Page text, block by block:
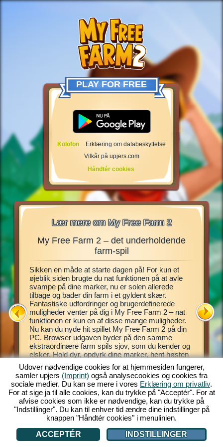
PLAY FOR FREE
Kolofon
Erklæring om databeskyttelse
Vilkår på upjers.com
Håndtér cookies
Lær mere om My Free Farm 2
din helt
og
My Free Farm 2 – det underholdende
farm-spil
Sikken en måde at starte dagen på! For kun et
øjeblik siden brugte du nat funktionen på at avle
svampe på dine marker, nu er solen allerede
tilbage og bader din farm i et gyldent skær.
Fantastiske udfordringer og brugerdefinerede
muligheder venter på dig i My Free Farm 2 – nat
funktionen er kun en af disse mange muligheder.
Nu kan du nyde hit spillet My Free Farm 2 på din
PC. Browser udgaven byder på den samme
ekstraordinære farm spils sjov, som du kender og
elsker. Hold dyr, opdyrk dine marker, hent høsten
ind og producer lækre varer til dine kunder.
Register dig gratis nu og kom godt i gang!
My
Dette
spillet
spillet,
Pas
dig
dine
farm,
Udover nødvendige cookies for at hjemmesiden fungerer,
samler upjers (Imprint) også analysecookies og cookies fra
sociale medier. Du kan se mere i vores Erklæring om privatliv.
For at sige ja til alle cookies, kan du trykke på "Acceptér". For at
afvise cookies som ikke er nødvendige, kan du trykke på
"Indstillinger". Du kan til enhver tid ændre dine indstillinger på
knappen "Håndtér cookies" i menulinien.
ACCEPTÉR
INDSTILLINGER